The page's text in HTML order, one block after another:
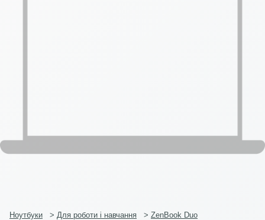
Ноутбуки > Для роботи і навчання > ZenBook Duo